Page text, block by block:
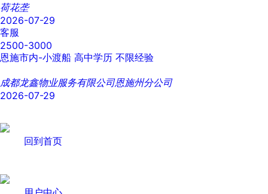
荷花垄
2026-07-29
客服
2500-3000
恩施市内-小渡船 高中学历 不限经验
成都龙鑫物业服务有限公司恩施州分公司
2026-07-29
回到首页